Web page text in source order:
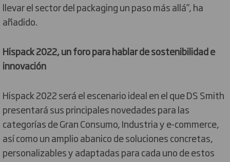
llevar el sector del packaging un paso más allá”, ha
añadido.
Hispack 2022, un foro para hablar de sostenibilidad e
innovación
Hispack 2022 será el escenario ideal en el que DS Smith
presentará sus principales novedades para las
categorías de Gran Consumo, Industria y e-commerce,
así como un amplio abanico de soluciones concretas,
personalizables y adaptadas para cada uno de estos